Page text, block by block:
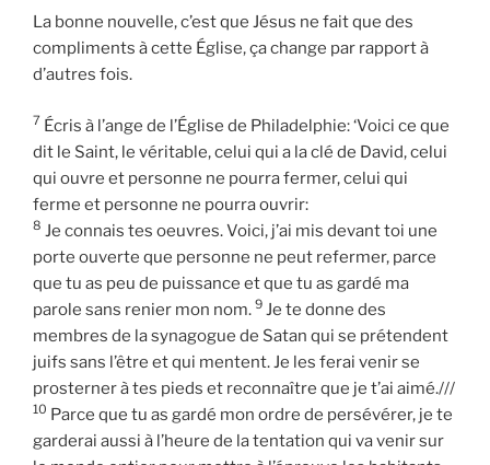
La bonne nouvelle, c’est que Jésus ne fait que des
compliments à cette Église, ça change par rapport à
d’autres fois.
7 Écris à l’ange de l’Église de Philadelphie: ‘Voici ce que
dit le Saint, le véritable, celui qui a la clé de David, celui
qui ouvre et personne ne pourra fermer, celui qui
ferme et personne ne pourra ouvrir:
8 Je connais tes oeuvres. Voici, j’ai mis devant toi une
porte ouverte que personne ne peut refermer, parce
que tu as peu de puissance et que tu as gardé ma
parole sans renier mon nom. 9 Je te donne des
membres de la synagogue de Satan qui se prétendent
juifs sans l’être et qui mentent. Je les ferai venir se
prosterner à tes pieds et reconnaître que je t’ai aimé.///
10 Parce que tu as gardé mon ordre de persévérer, je te
garderai aussi à l’heure de la tentation qui va venir sur